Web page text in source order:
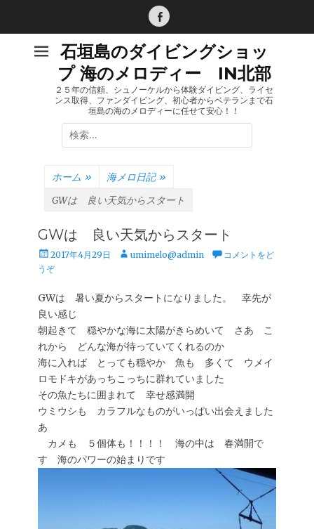
Facebook
石垣島のダイビングショッ
プ 海のメロディー IN北部
２５年の信頼、シュノーケルから体験ダイビング、ライセ
ンス取得、ファンダイビング、初心者からベテランまで石
垣島の海のメロディーに任せて安心！！
検
索:
ホーム » 海メロ日記 »
GWは 良い天気からスタート
GWは 良い天気からスタート
投
稿
2017年4月29日
投 umimelo@admin
コメントをど
うぞ
GWは 暑い夏からスタートになりました。 幸先が
良い感じ
朝起きて 穏やかな海に太陽がきらめいて さあ こ
れから どんな海が待っていてくれるのか
海に入れば とっても穏やか 魚も 多くて ウメイ
ロモドキがあっちこっちに群れていました
その魚たちに囲まれて 幸せ感満開
ウミウシも カラフルなものがいっぱい出会えました
あ
カメも ５個体も！！！！ 海の中は 春満開で
す 海のパワーの始まりです